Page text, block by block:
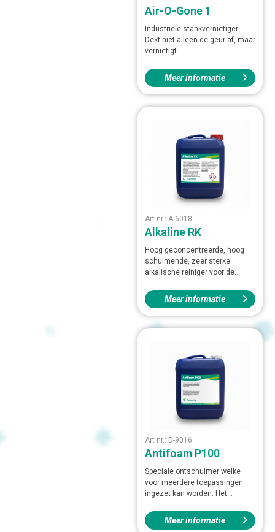
Air-O-Gone 1
Industriele stankvernietiger.
Dekt niet alleen de geur af, maar
vernietigt...
Meer informatie
Art nr.: A-6018
Alkaline RK
Hoog geconcentreerde, hoog
schuimende, zeer sterke
alkalische reiniger voor de...
Meer informatie
Art nr.: D-9016
Antifoam P100
Speciale ontschuimer welke
voor meerdere toepassingen
ingezet kan worden. Het...
Meer informatie